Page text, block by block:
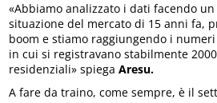
«Abbiamo analizzato i dati facendo
situazione del mercato di 15 anni fa,
boom e stiamo raggiungendo i
in cui si registravano stabilmente
residenziali» spiegaAresu.
A fare da traino, come sempre, è il